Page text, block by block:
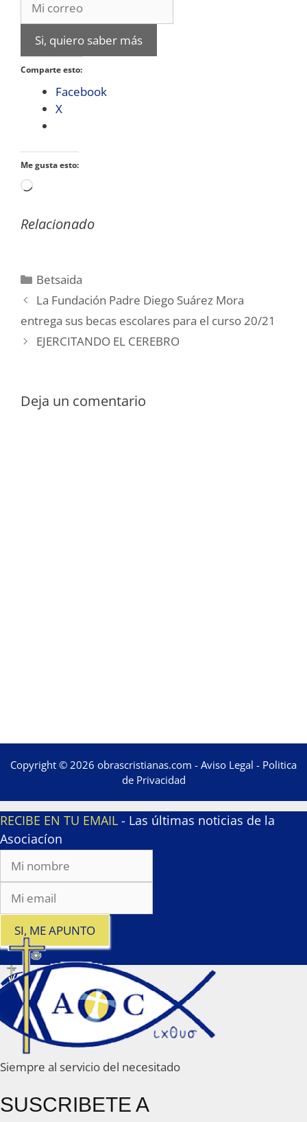
Si, quiero saber más
Comparte esto:
Facebook
X
Me gusta esto:
Cargando...
Relacionado
Categorías
Betsaida
La Fundación Padre Diego Suárez Mora
entrega sus becas escolares para el curso 20/21
EJERCITANDO EL CEREBRO
Deja un comentario
Copyright © 2026 obrascristianas.com - Aviso Legal - Politica
de Privacidad
RECIBE EN TU EMAIL - Las últimas noticias de la
Asociacíon
SI, ME APUNTO
Siempre al servicio del necesitado
SUSCRIBETE A